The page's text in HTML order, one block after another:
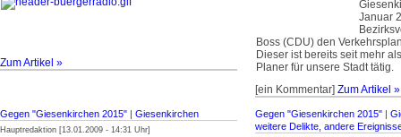
Zum Artikel »
Januar
Boss (CDU) den
Dieser ist bereits seit mehr
Planer für unsere Stadt tätig.
[ein Kommentar] Zum Artikel »
Gegen "Giesenkirchen 2015" | Giesenkirchen
Hauptredaktion [13.01.2009 - 14:31 Uhr]
Gegen "Giesenkirchen 2015" |
weitere Delikte, andere